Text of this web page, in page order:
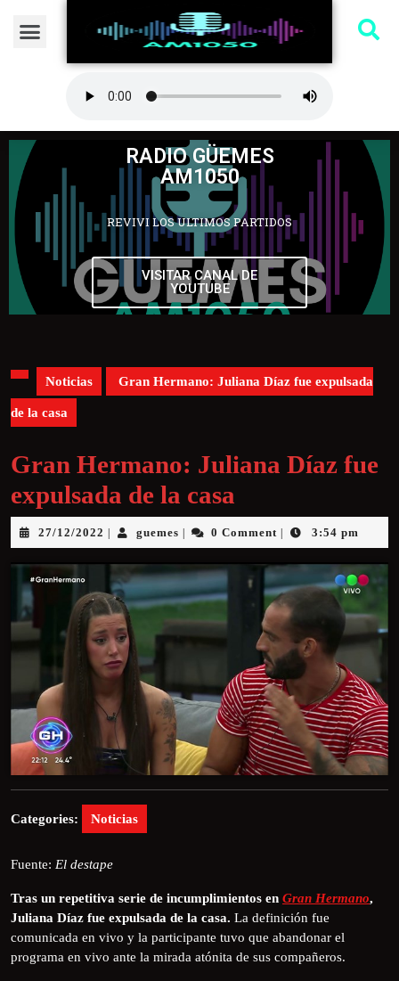
RADIO GÜEMES
AM1050
REVIVI LOS ULTIMOS PARTIDOS
VISITAR CANAL DE
YOUTUBE
Noticias Gran Hermano: Juliana Díaz fue expulsada
de la casa
Gran Hermano: Juliana Díaz fue
expulsada de la casa
27/12/2022 guemes 0 Comment 3:54 pm
Categories: Noticias
Fuente: El destape
Tras un repetitiva serie de incumplimientos en Gran Hermano,
Juliana Díaz fue expulsada de la casa. La definición fue
comunicada en vivo y la participante tuvo que abandonar el
programa en vivo ante la mirada atónita de sus compañeros.